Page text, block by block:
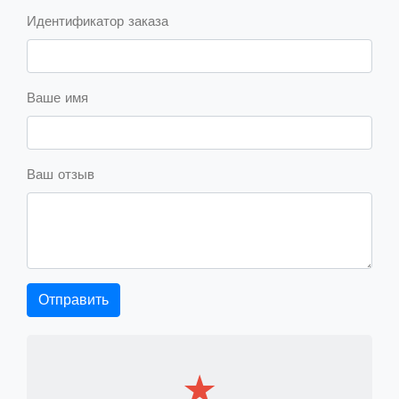
Идентификатор заказа
Ваше имя
Ваш отзыв
Отправить